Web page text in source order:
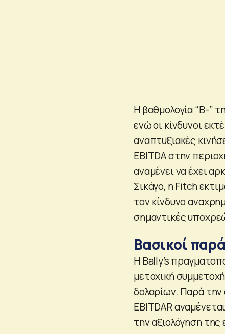
Η βαθμολογία “B-”
ενώ οι κίνδυνοι
αναπτυξιακές
EBITDA στην
αναμένει να έχει
Σικάγο, η Fitch
τον κίνδυνο
σημαντικές
Βασικοί
Η Bally’s
μετοχική
δολαρίων. Παρά
EBITDAR
την αξιολόγηση της